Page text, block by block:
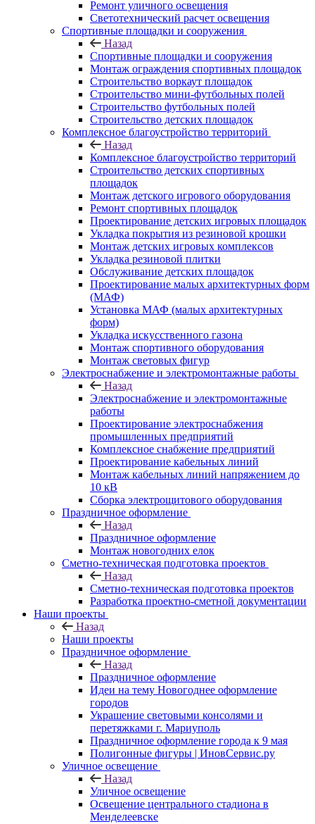
Ремонт уличного освещения
Светотехнический расчет освещения
Спортивные площадки и сооружения
Назад
Спортивные площадки и сооружения
Монтаж ограждения спортивных площадок
Строительство воркаут площадок
Строительство мини-футбольных полей
Строительство футбольных полей
Строительство детских площадок
Комплексное благоустройство территорий
Назад
Комплексное благоустройство территорий
Строительство детских спортивных
площадок
Монтаж детского игрового оборудования
Ремонт спортивных площадок
Проектирование детских игровых площадок
Укладка покрытия из резиновой крошки
Монтаж детских игровых комплексов
Укладка резиновой плитки
Обслуживание детских площадок
Проектирование малых архитектурных форм
(МАФ)
Установка МАФ (малых архитектурных
форм)
Укладка искусственного газона
Монтаж спортивного оборудования
Монтаж световых фигур
Электроснабжение и электромонтажные работы
Назад
Электроснабжение и электромонтажные
работы
Проектирование электроснабжения
промышленных предприятий
Комплексное снабжение предприятий
Проектирование кабельных линий
Монтаж кабельных линий напряжением до
10 кВ
Сборка электрощитового оборудования
Праздничное оформление
Назад
Праздничное оформление
Монтаж новогодних елок
Сметно-техническая подготовка проектов
Назад
Сметно-техническая подготовка проектов
Разработка проектно-сметной документации
Наши проекты
Назад
Наши проекты
Праздничное оформление
Назад
Праздничное оформление
Идеи на тему Новогоднее оформление
городов
Украшение световыми консолями и
перетяжками г. Мариуполь
Праздничное оформление города к 9 мая
Полигонные фигуры | ИновСервис.ру
Уличное освещение
Назад
Уличное освещение
Освещение центрального стадиона в
Менделеевске